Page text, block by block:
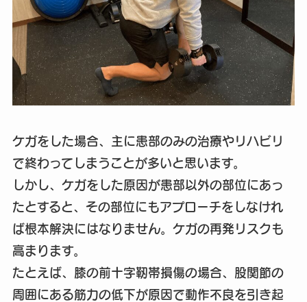
ケガをした場合、主に患部のみの治療やリハビリ
で終わってしまうことが多いと思います。
しかし、ケガをした原因が患部以外の部位にあっ
たとすると、その部位にもアプローチをしなけれ
ば根本解決にはなりません。ケガの再発リスクも
高まります。
たとえば、膝の前十字靭帯損傷の場合、股関節の
周囲にある筋力の低下が原因で動作不良を引き起